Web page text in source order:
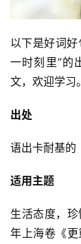
以下是好词
一时刻里”的
文，欢迎学习。
出处
语出卡耐基的
适用主题
生活态度，
年上海卷《